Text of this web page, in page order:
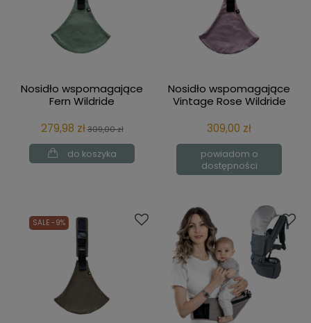
Nosidło wspomagające
Fern Wildride
279,98 zł309,00 zł
do koszyka
Nosidło wspomagające
Vintage Rose Wildride
309,00 zł
powiadom o
dostępności
SALE -9%